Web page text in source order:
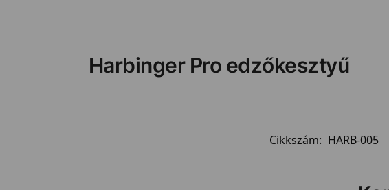
Harbinger Pro edzőkesztyű
Cikkszám: HARB-005